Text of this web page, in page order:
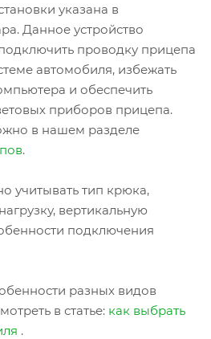
указана в
Данное устройство
проводку прицепа
автомобиля, избежать
и обеспечить
приборов прицепа.
в нашем разделе
.
учитывать тип крюка,
вертикальную
подключения
разных видов
в статье: как выбрать
.